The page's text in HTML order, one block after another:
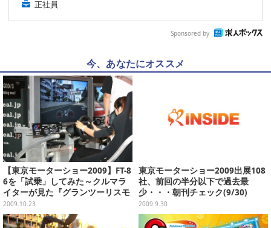
正社員
Sponsored by
今、あなたにオススメ
【東京モーターショー2009】FT-8
6を「試乗」してみた～クルマラ
イターが見た『グランツーリスモ
5』
2009.10.23
東京モーターショー2009出展108
社、前回の半分以下で過去最
少・・・朝刊チェック(9/30)
2009.9.30